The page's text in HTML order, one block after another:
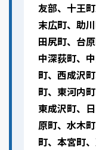
友部、十王
末広町、助
田尻町、台
中深荻町、
町、西成沢
町、東河内
東成沢町、
原町、水木
町、本宮町